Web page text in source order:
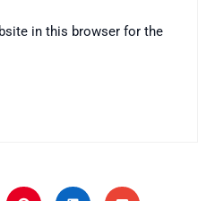
in this browser for the